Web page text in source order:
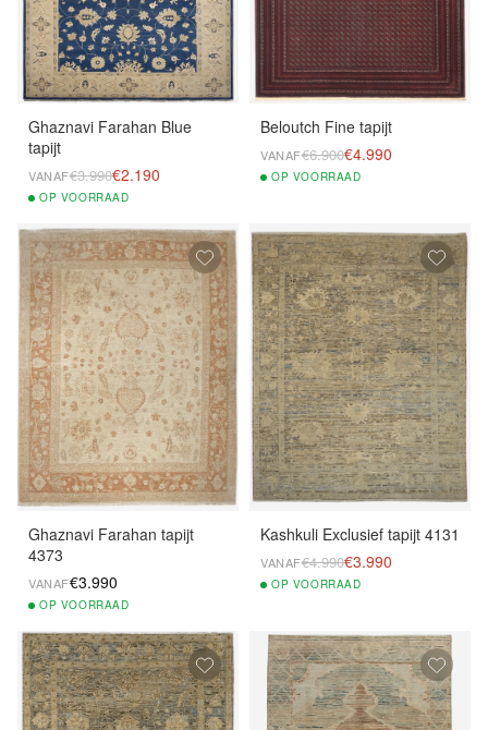
Ghaznavi Farahan Blue
tapijt
VANAF€3.990€2.190
OP VOORRAAD
Beloutch Fine tapijt
VANAF€6.900€4.990
OP VOORRAAD
Ghaznavi Farahan tapijt
4373
VANAF€3.990
OP VOORRAAD
Kashkuli Exclusief tapijt 4131
VANAF€4.990€3.990
OP VOORRAAD